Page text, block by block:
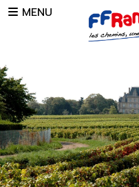
Skip to main content
MENU